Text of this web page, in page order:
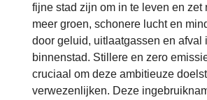
fijne stad zijn om in te leven en zet
meer groen, schonere lucht en
door geluid, uitlaatgassen en afval
binnenstad. Stillere en zero
cruciaal om deze ambitieuze
verwezenlijken. Deze